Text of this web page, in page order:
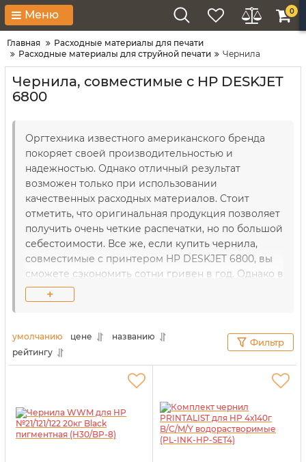
Меню 0
Главная
Расходные материалы для печати
Расходные материалы для струйной печати
Чернила
Чернила, совместимые с HP DESKJET
6800
Оргтехника известного американского бренда
покоряет своей производительностью и
надежностью. Однако отличный результат
возможен только при использовании
качественных расходных материалов. Стоит
отметить, что оригинальная продукция позволяет
получить очень четкие распечатки, но по большой
себестоимости. Все же, если купить чернила,
совместимые с принтером HP DESKJET 6800, вы
сможете сэкономить сотни гривен в год. Однако в
этом случае нужно правильно подобрать образцы.
Именно поэтому квалифицированные
«Витратник»сделали это за вас. В данном разделе
представлены товары, максимально совместимые
с данной моделью печатающего оборудования.
+
умолчанию цене
названию
рейтингу
Фильтр